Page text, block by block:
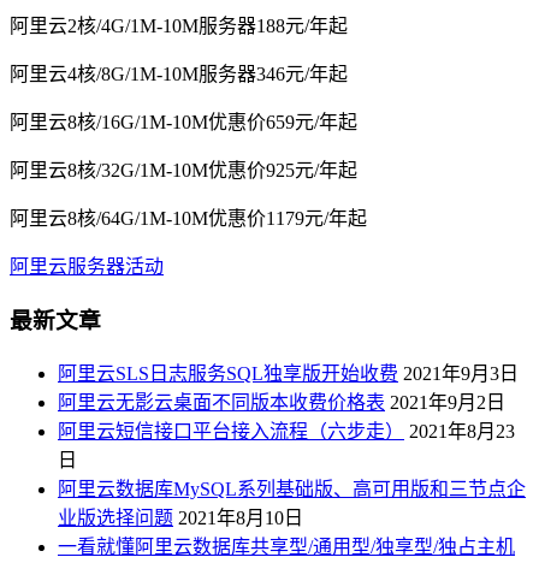
阿里云2核/4G/1M-10M服务器188元/年起
阿里云4核/8G/1M-10M服务器346元/年起
阿里云8核/16G/1M-10M优惠价659元/年起
阿里云8核/32G/1M-10M优惠价925元/年起
阿里云8核/64G/1M-10M优惠价1179元/年起
阿里云服务器活动
最新文章
阿里云SLS日志服务SQL独享版开始收费 2021年9月3日
阿里云无影云桌面不同版本收费价格表 2021年9月2日
阿里云短信接口平台接入流程（六步走）
2021年8月23
日
阿里云数据库MySQL系列基础版、高可用版和三节点企
业版选择问题 2021年8月10日
一看就懂阿里云数据库共享型/通用型/独享型/独占主机